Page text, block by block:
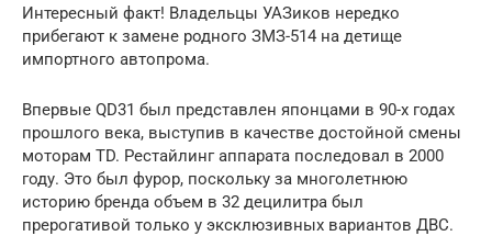
Интересный факт! Владельцы УАЗиков нередко
прибегают к замене родного ЗМЗ-514 на детище
импортного автопрома.
Впервые QD31 был представлен японцами в 90-х годах
прошлого века, выступив в качестве достойной смены
моторам TD. Рестайлинг аппарата последовал в 2000
году. Это был фурор, поскольку за многолетнюю
историю бренда объем в 32 децилитра был
прерогативой только у эксклюзивных вариантов ДВС.